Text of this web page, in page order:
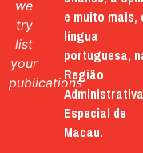
we
try
list
your
publications
e muito mais,
língua
portuguesa,
Região
Administrativa
Especial de
Macau.